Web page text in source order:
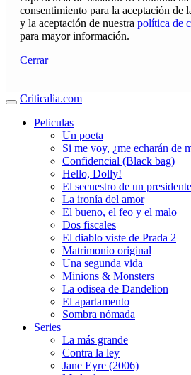
consentimiento para la aceptación de
y la aceptación de nuestra política de
para mayor información.
Cerrar
Criticalia.com
Peliculas
Un poeta
Si me voy, ¿me echarán de
Confidencial (Black bag)
Hello, Dolly!
El secuestro de un presidente
La ironía del amor
El bueno, el feo y el malo
Dos fiscales
El diablo viste de Prada 2
Matrimonio original
Una segunda vida
Minions & Monsters
La odisea de Dandelion
El apartamento
Sombra nómada
Series
La más grande
Contra la ley
Jane Eyre (2006)